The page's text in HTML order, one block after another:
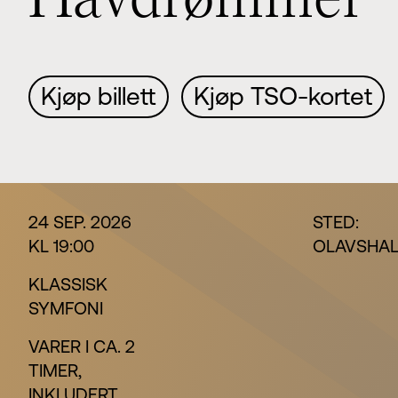
Kjøp billett Kjøp TSO-kortet
24 SEP. 2026
KL 19:00
KLASSISK
SYMFONI
VARER I CA. 2
TIMER,
STED: